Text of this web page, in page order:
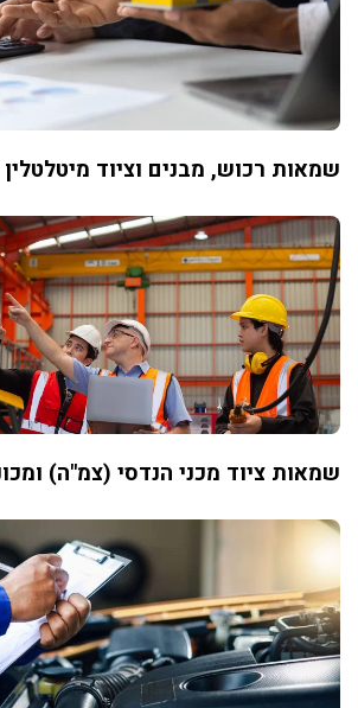
שמאות רכוש, מבנים וציוד מיטלטלין
שמאות ציוד מכני הנדסי (צמ"ה)